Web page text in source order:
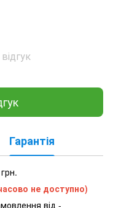
Гарантія
не доступно)
від -